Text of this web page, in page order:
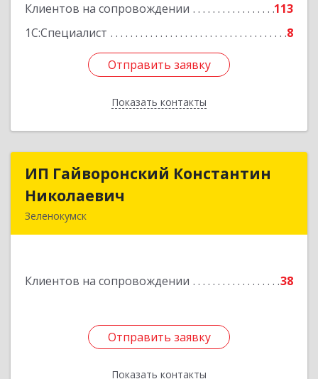
Клиентов на сопровождении
113
1С:Специалист
8
Отправить заявку
Показать контакты
Отправить заявку
Назад
ИП Гайворонский Константин
Николаевич
Зеленокумск
Клиентов на сопровождении 38
Отправить заявку
Показать контакты
ИП Гайворонский Константин
Подробнее
Отправить заявку
Назад